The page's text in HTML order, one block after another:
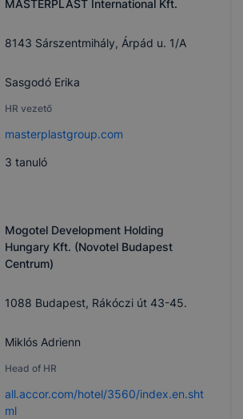
MASTERPLAST International Kft.
8143 Sárszentmihály, Árpád u. 1/A
Sasgodó Erika
HR vezető
masterplastgroup.com
3 tanuló
Mogotel Development Holding
Hungary Kft. (Novotel Budapest
Centrum)
1088 Budapest, Rákóczi út 43-45.
Miklós Adrienn
Head of HR
all.accor.com/hotel/3560/index.en.sht
ml